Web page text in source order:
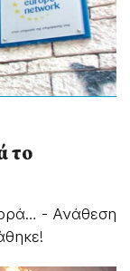
το
- Ανάθεση